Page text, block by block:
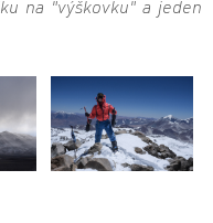
na "výškovku" a jeden